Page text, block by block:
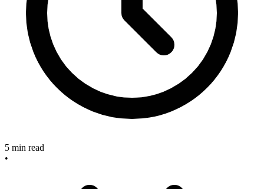
5 min read
•